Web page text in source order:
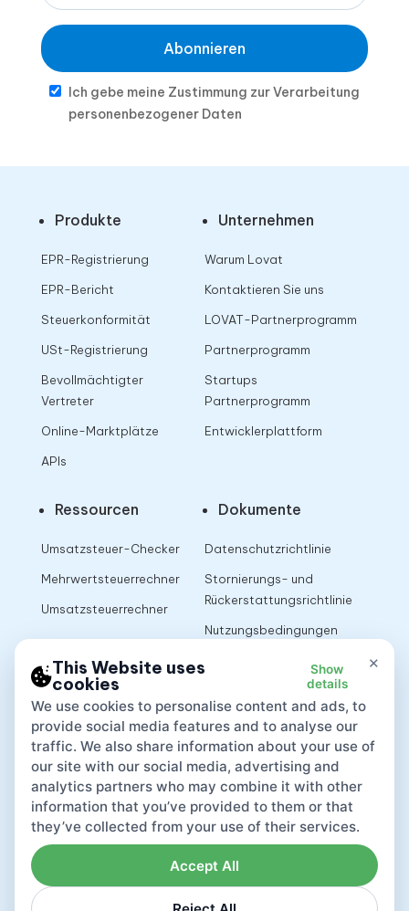
Abonnieren
Ich gebe meine Zustimmung zur Verarbeitung
personenbezogener Daten
Produkte
EPR-Registrierung
EPR-Bericht
Steuerkonformität
USt-Registrierung
Bevollmächtigter
Vertreter
Online-Marktplätze
APIs
Unternehmen
Warum Lovat
Kontaktieren Sie uns
LOVAT-Partnerprogramm
Partnerprogramm
Startups
Partnerprogramm
Entwicklerplattform
Ressourcen
Umsatzsteuer-Checker
Mehrwertsteuerrechner
Umsatzsteuerrechner
Dokumente
Datenschutzrichtlinie
Stornierungs- und
Rückerstattungsrichtlinie
Nutzungsbedingungen
×
This Website uses
cookies
Show
details
We use cookies to personalise content and ads, to
provide social media features and to analyse our
traffic. We also share information about your use of
our site with our social media, advertising and
analytics partners who may combine it with other
information that you’ve provided to them or that
they’ve collected from your use of their services.
Accept All